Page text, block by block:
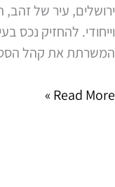
ירושלים, עיר של
וייחודי. להחזיק נכס
המשרתת את קהל
להרוויח
מנכס
בירושלים
כאב
Read More »